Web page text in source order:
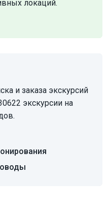
локаций.
и заказа экскурсий
экскурсии на